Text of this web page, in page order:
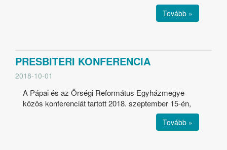
Tovább »
PRESBITERI KONFERENCIA
2018-10-01
A Pápai és az Őrségi Református Egyházmegye
közös konferenciát tartott 2018. szeptember 15-én,
Tovább »